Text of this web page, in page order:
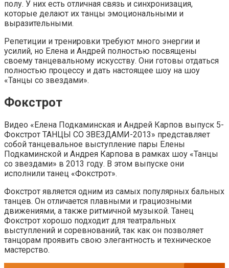
полу. У них есть отличная связь и синхронизация,
которые делают их танцы эмоциональными и
выразительными.
Репетиции и тренировки требуют много энергии и
усилий, но Елена и Андрей полностью посвящены
своему танцевальному искусству. Они готовы отдаться
полностью процессу и дать настоящее шоу на шоу
«Танцы со звездами».
Фокстрот
Видео «Елена Подкаминская и Андрей Карпов выпуск 5-
Фокстрот ТАНЦЫ СО ЗВЕЗДАМИ-2013» представляет
собой танцевальное выступление пары Елены
Подкаминской и Андрея Карпова в рамках шоу «Танцы
со звездами» в 2013 году. В этом выпуске они
исполнили танец «Фокстрот».
Фокстрот является одним из самых популярных бальных
танцев. Он отличается плавными и грациозными
движениями, а также ритмичной музыкой. Танец
Фокстрот хорошо подходит для театральных
выступлений и соревнований, так как он позволяет
танцорам проявить свою элегантность и техническое
мастерство.